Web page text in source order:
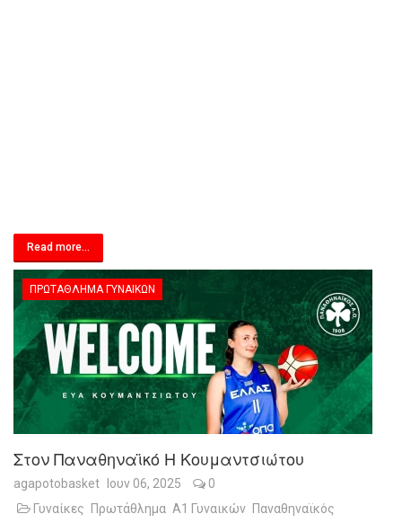
Read more...
ΠΡΩΤΆΘΛΗΜΑ ΓΥΝΑΙΚΏΝ
Στον Παναθηναϊκό Η Κουμαντσιώτου
agapotobasket Ιουν 06, 2025
0
Γυναίκες
Πρωτάθλημα Α1 Γυναικών Παναθηναϊκός